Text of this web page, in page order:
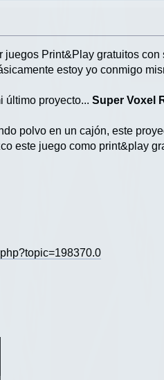
Print&Play gratuitos
estoy yo conmigo
último proyecto...Super Voxel
polvo en un cajón, este
este juego como print&play